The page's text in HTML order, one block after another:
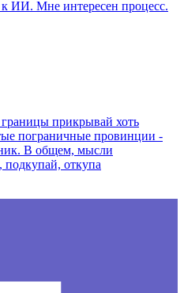
ИИ. Мне интересен процесс.
прикрывай хоть
пограничные провинции -
В общем, мысли
подкупай, откупа